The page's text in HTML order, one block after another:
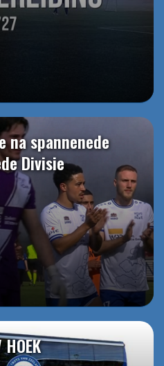
na spannenede
Divisie
HOEK